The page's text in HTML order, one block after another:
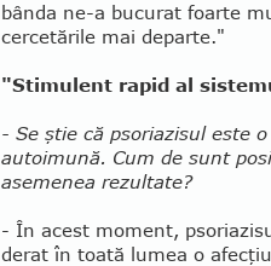
bânda ne-a bucurat foarte
cercetările mai departe."
"Stimulent rapid al
- Se ştie că psoriazisul este
autoimună. Cum de sunt
asemenea rezultate?
- În acest moment,
derat în toată lumea o